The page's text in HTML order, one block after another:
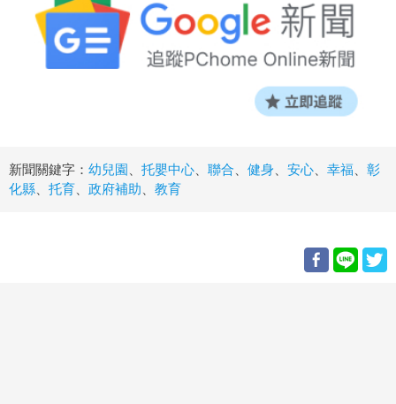
新聞關鍵字： 幼兒園 托嬰中心 聯合 健身 安心 幸福
彰
化縣
托育 政府補助 教育